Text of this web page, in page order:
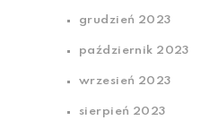
grudzień 2023
październik 2023
wrzesień 2023
sierpień 2023